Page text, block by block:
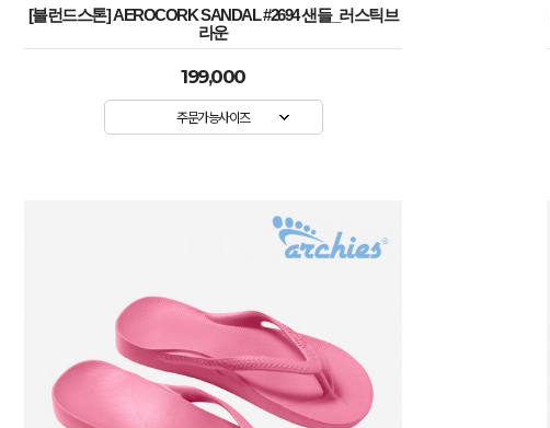
[블런드스톤] AEROCORK SANDAL #2694 샌들_러스틱브
라운
199,000
주문가능사이즈